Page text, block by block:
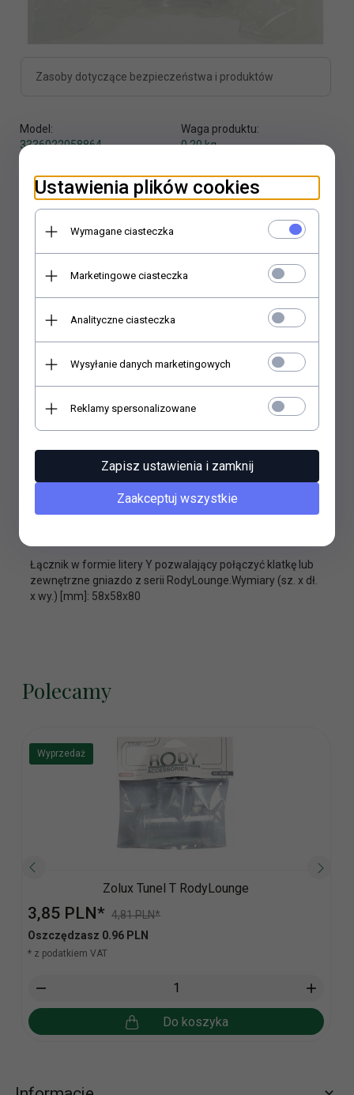
Zasoby dotyczące bezpieczeństwa i produktów
Model:
3336022058864
Waga produktu:
0.20kg
Realizacja zamówienia:
24 godzin
Producent:
Zolux
KUP TERAZ!
OPIS PRODUKTU
Łącznik w formie litery Y pozwalający połączyć klatkę lub
zewnętrzne gniazdo z serii RodyLounge.Wymiary (sz. x dł.
x wy.) [mm]: 58x58x80
Polecamy
Wyprzedaż
Zolux Tunel T RodyLounge
3,85 PLN* 4,81 PLN*
Oszczędzasz 0.96 PLN
* z podatkiem VAT
Do koszyka
Ustawienia plików cookies
Wymagane ciasteczka
Marketingowe ciasteczka
Analityczne ciasteczka
Wysyłanie danych marketingowych
Reklamy spersonalizowane
Zapisz ustawienia i zamknij
Zaakceptuj wszystkie